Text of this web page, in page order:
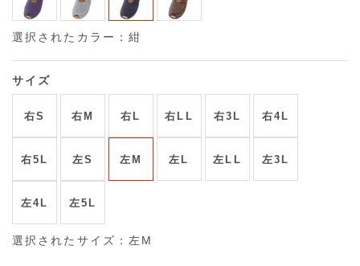
選択されたカラー：紺
サイズ
右S 右M 右L 右LL 右3L 右4L
右5L 左S 左M 左L 左LL 左3L
左4L 左5L
選択されたサイズ：左M